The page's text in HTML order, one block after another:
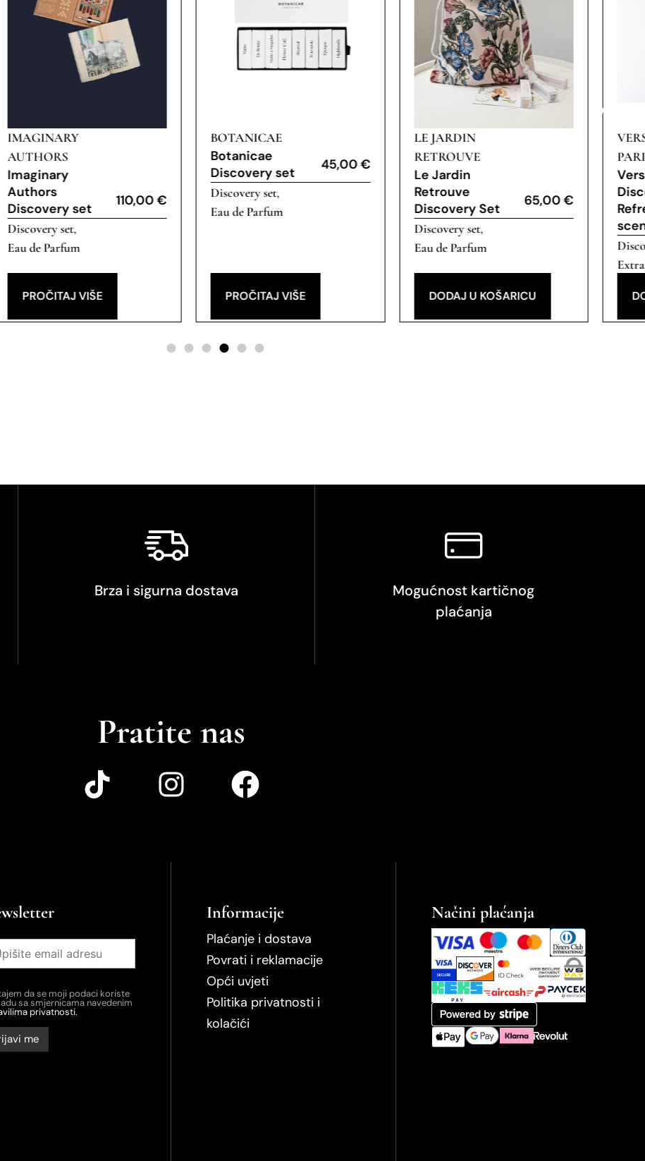
IMAGINARY
AUTHORS
Imaginary
Authors
Discovery set
110,00€
Discovery set,
Eau de Parfum
PROČITAJ VIŠE
BOTANICAE
Botanicae
Discovery set
45,00€
Discovery set,
Eau de Parfum
PROČITAJ VIŠE
LE JARDIN
RETROUVE
Le Jardin
Retrouve
Discovery Set
65,00€
Discovery set,
Eau de Parfum
DODAJ U KOŠARICU
Brza i sigurna dostava
Mogućnost kartičnog
plaćanja
Pratite nas
da se moji podaci koriste
sa smjernicama navedenim
privatnosti.
Informacije
Plaćanje i dostava
Povrati i reklamacije
Opći uvjeti
Politika privatnosti i
kolačići
Načini plaćanja